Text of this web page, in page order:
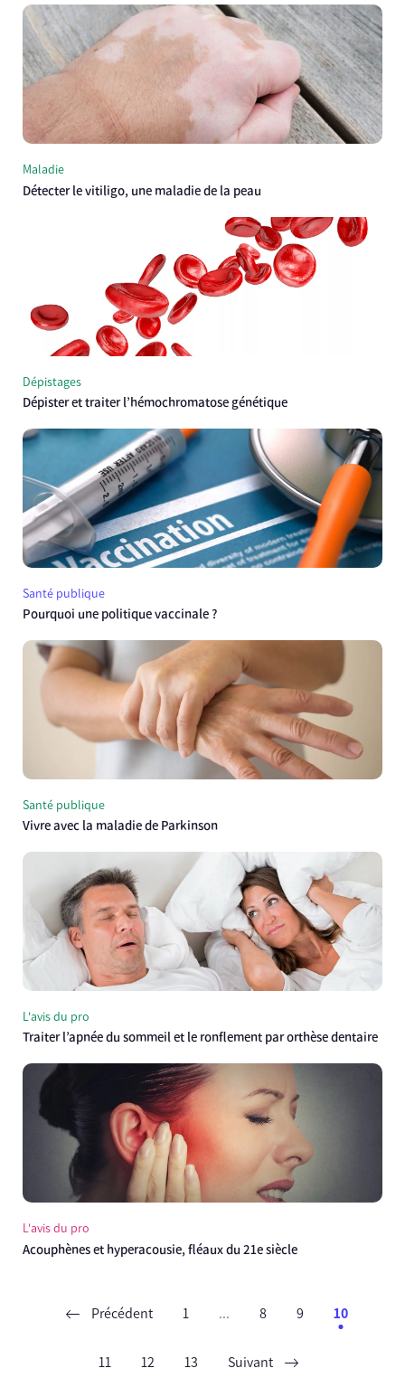
Maladie
Détecter le vitiligo, une maladie de la peau
Dépistages
Dépister et traiter l’hémochromatose génétique
Santé publique
Pourquoi une politique vaccinale ?
Santé publique
Vivre avec la maladie de Parkinson
L'avis du pro
Traiter l’apnée du sommeil et le ronflement par orthèse dentaire
L'avis du pro
Acouphènes et hyperacousie, fléaux du 21e siècle
Précédent 1 ... 8 9 10
11 12 13 Suivant